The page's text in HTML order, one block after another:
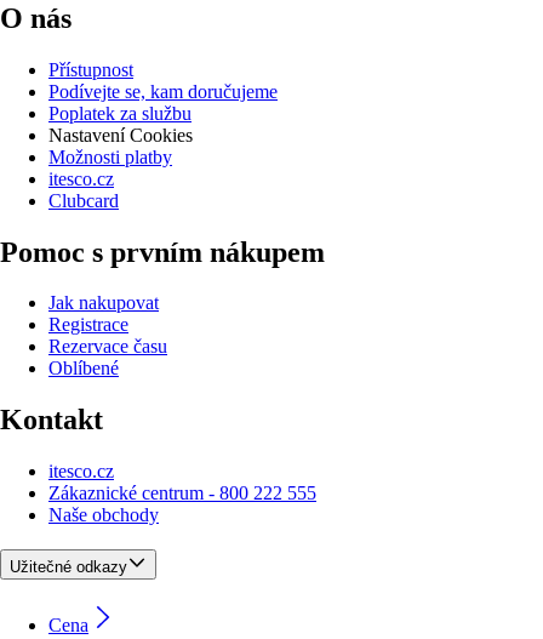
O nás
Přístupnost
Podívejte se, kam doručujeme
Poplatek za službu
Nastavení Cookies
Možnosti platby
itesco.cz
Clubcard
Pomoc s prvním nákupem
Jak nakupovat
Registrace
Rezervace času
Oblíbené
Kontakt
itesco.cz
Zákaznické centrum - 800 222 555
Naše obchody
Užitečné odkazy
Cena